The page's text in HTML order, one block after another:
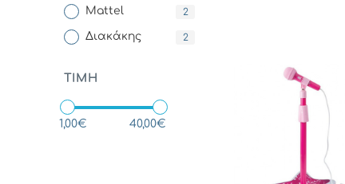
Mattel 2
Διακάκης 2
ΤΙΜΉ
1,00€ 40,00€